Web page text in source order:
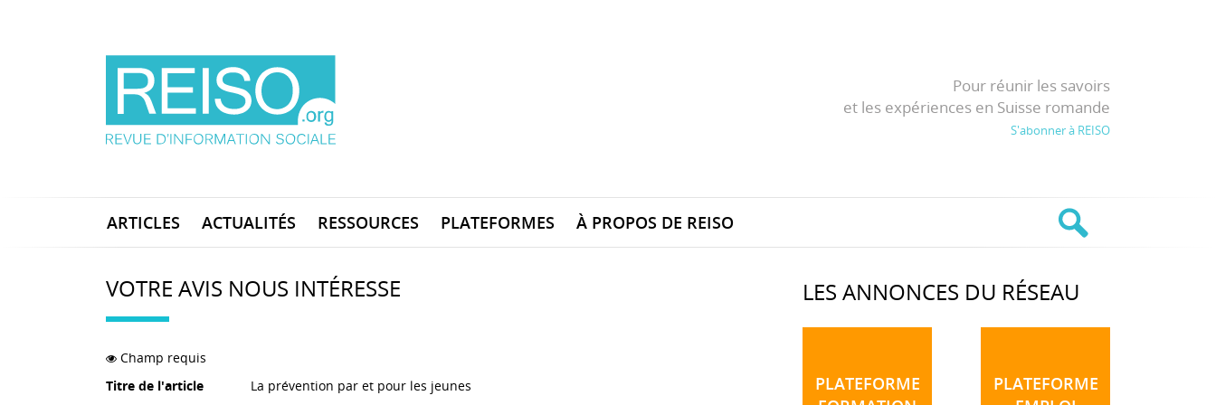
Pour réunir les savoirs
et les expériences en Suisse romande
S'abonner à REISO
ARTICLES ACTUALITÉS RESSOURCES PLATEFORMES À PROPOS DE REISO
VOTRE AVIS NOUS INTÉRESSE
Champ requis
Titre de l'article
La prévention par et pour les jeunes
LES ANNONCES DU RÉSEAU
PLATEFORME
PLATEFORME